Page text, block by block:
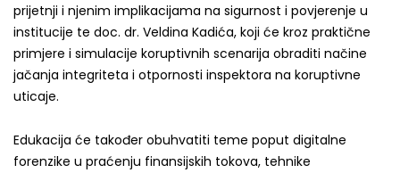
prijetnji i njenim implikacijama na sigurnost i povjerenje u
institucije te doc. dr. Veldina Kadića, koji će kroz praktične
primjere i simulacije koruptivnih scenarija obraditi načine
jačanja integriteta i otpornosti inspektora na koruptivne
uticaje.
Edukacija će također obuhvatiti teme poput digitalne
forenzike u praćenju finansijskih tokova, tehnike